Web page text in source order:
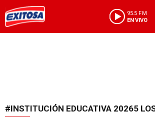
95.5 FM
EN VIVO
#INSTITUCIÓN EDUCATIVA 20265